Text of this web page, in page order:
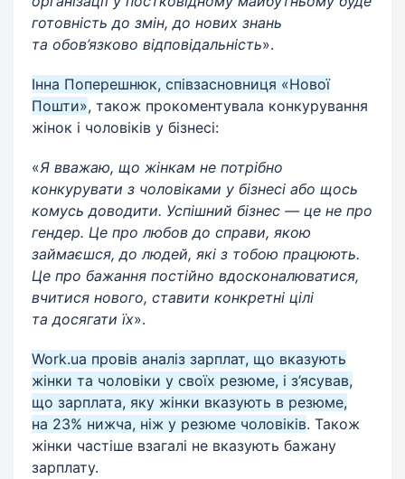
готовність до змін, до нових знань
та обов’язково відповідальність».
Інна Поперешнюк, співзасновниця «Нової
Пошти», також прокоментувала конкурування
жінок і чоловіків у бізнесі:
«Я вважаю, що жінкам не потрібно
конкурувати з чоловіками у бізнесі або щось
комусь доводити. Успішний бізнес — це не про
гендер. Це про любов до справи, якою
займаєшся, до людей, які з тобою працюють.
Це про бажання постійно вдосконалюватися,
вчитися нового, ставити конкретні цілі
та досягати їх».
Work.ua провів аналіз зарплат, що вказують
жінки та чоловіки у своїх резюме, і з’ясував,
що зарплата, яку жінки вказують в резюме,
на 23% нижча, ніж у резюме чоловіків. Також
жінки частіше взагалі не вказують бажану
зарплату.